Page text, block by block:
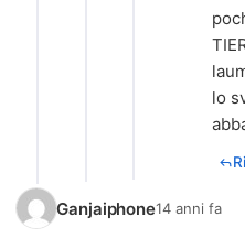
lo
Ganjaiphone14 anni fa